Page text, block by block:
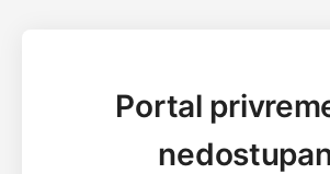
Portal